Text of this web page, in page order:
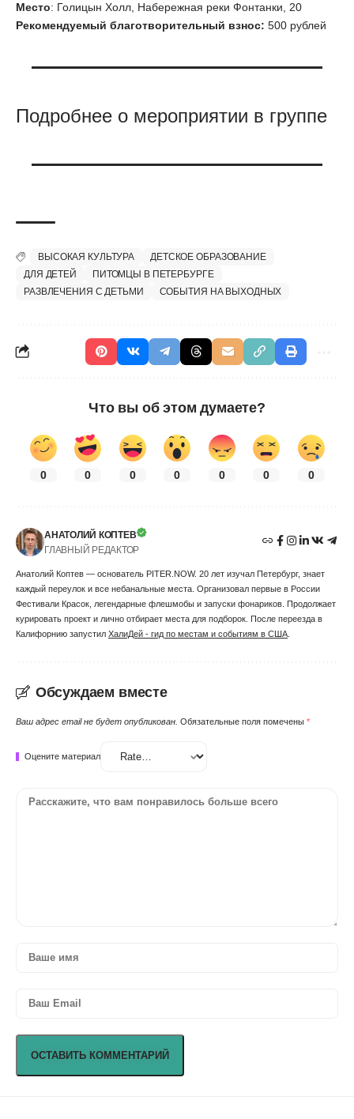
Место: Голицын Холл, Набережная реки Фонтанки, 20
Рекомендуемый благотворительный взнос: 500 рублей
Подробнее о мероприятии в группе
ВЫСОКАЯ КУЛЬТУРА
ДЕТСКОЕ ОБРАЗОВАНИЕ
ДЛЯ ДЕТЕЙ
ПИТОМЦЫ В ПЕТЕРБУРГЕ
РАЗВЛЕЧЕНИЯ С ДЕТЬМИ
СОБЫТИЯ НА ВЫХОДНЫХ
Что вы об этом думаете?
0 0 0 0 0 0 0
АНАТОЛИЙ КОПТЕВ
ГЛАВНЫЙ РЕДАКТОР
Анатолий Коптев — основатель PITER.NOW. 20 лет изучал Петербург, знает
каждый переулок и все небанальные места. Организовал первые в России
Фестивали Красок, легендарные флешмобы и запуски фонариков. Продолжает
курировать проект и лично отбирает места для подборок. После переезда в
Калифорнию запустил ХалиДей - гид по местам и событиям в США
Обсуждаем вместе
Ваш адрес email не будет опубликован. Обязательные поля помечены *
Оцените материал